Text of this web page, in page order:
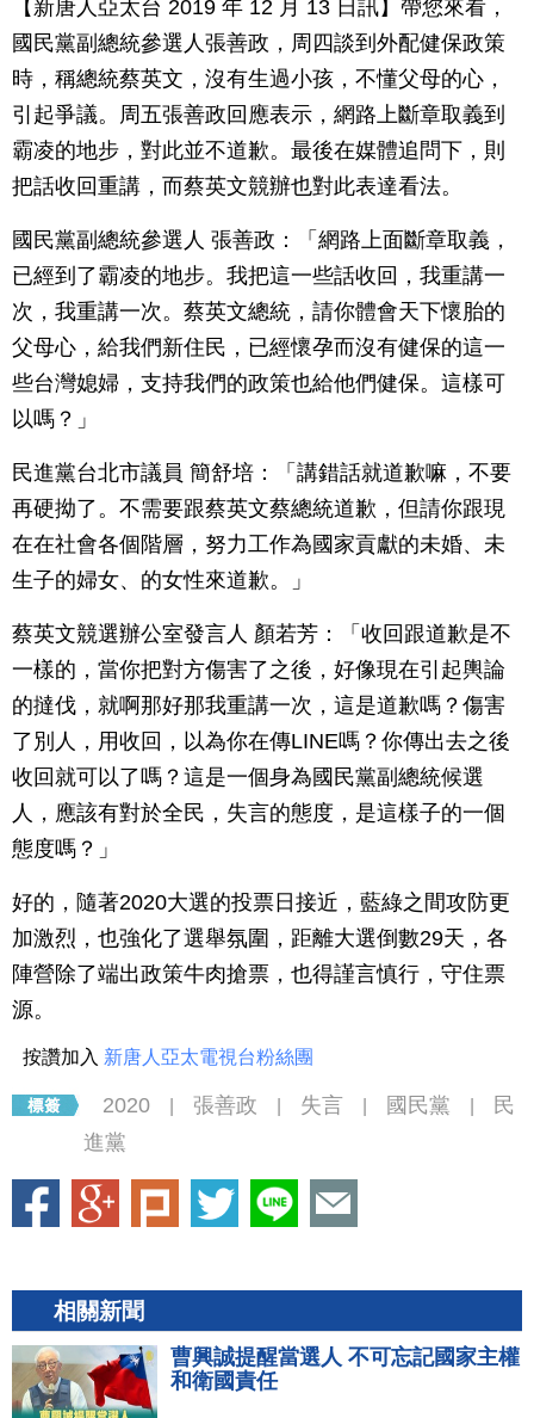
【新唐人亞太台 2019 年 12 月 13 日訊】帶您來看，
國民黨副總統參選人張善政，周四談到外配健保政策
時，稱總統蔡英文，沒有生過小孩，不懂父母的心，
引起爭議。周五張善政回應表示，網路上斷章取義到
霸凌的地步，對此並不道歉。最後在媒體追問下，則
把話收回重講，而蔡英文競辦也對此表達看法。
國民黨副總統參選人 張善政：「網路上面斷章取義，
已經到了霸凌的地步。我把這一些話收回，我重講一
次，我重講一次。蔡英文總統，請你體會天下懷胎的
父母心，給我們新住民，已經懷孕而沒有健保的這一
些台灣媳婦，支持我們的政策也給他們健保。這樣可
以嗎？」
民進黨台北市議員 簡舒培：「講錯話就道歉嘛，不要
再硬拗了。不需要跟蔡英文蔡總統道歉，但請你跟現
在在社會各個階層，努力工作為國家貢獻的未婚、未
生子的婦女、的女性來道歉。」
蔡英文競選辦公室發言人 顏若芳：「收回跟道歉是不
一樣的，當你把對方傷害了之後，好像現在引起輿論
的撻伐，就啊那好那我重講一次，這是道歉嗎？傷害
了別人，用收回，以為你在傳LINE嗎？你傳出去之後
收回就可以了嗎？這是一個身為國民黨副總統候選
人，應該有對於全民，失言的態度，是這樣子的一個
態度嗎？」
好的，隨著2020大選的投票日接近，藍綠之間攻防更
加激烈，也強化了選舉氛圍，距離大選倒數29天，各
陣營除了端出政策牛肉搶票，也得謹言慎行，守住票
源。
按讚加入 新唐人亞太電視台粉絲團
2020 張善政 失言 國民黨
民
進黨
相關新聞
曹興誠提醒當選人 不可忘記國家主權
和衛國責任